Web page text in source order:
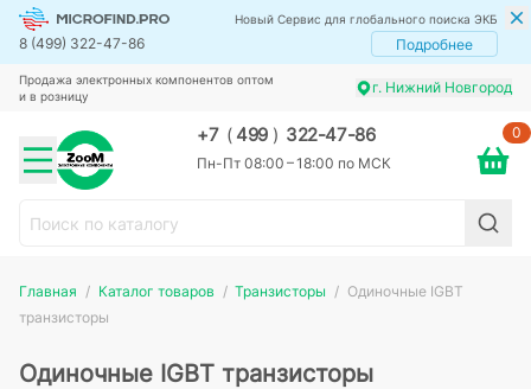
Новый Сервис для глобального поиска ЭКБ
8 (499) 322-47-86 Подробнее
Продажа электронных компонентов оптом
и в розницу
г. Нижний Новгород
+7 (499 ) 322-47-86
Пн-Пт 08:00 – 18:00 по МСК
0
Главная Каталог товаров Транзисторы
Одиночные IGBT
транзисторы
Одиночные IGBT транзисторы